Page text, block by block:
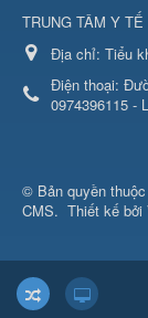
TRUNG TÂM Y
Địa chỉ: Tiểu
Điện thoại:
0974396115 -
© Bản quyền
CMS. Thiết kế bởi